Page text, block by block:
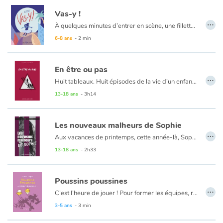
Vas-y !
À quelques minutes d’entrer en scène, une fillette est tourmentée par le trac. Va-t-elle oublier ses pas? Se figer sur place comme une statue en tutu? Et si les spectateurs la huaient? Grâce à une amie, la petite danseuse va se souvenir de sa passion pour la danse et ainsi trouver en elle le courage de livrer sa performance.
6-8 ans - 2 min
…
En être ou pas
Huit tableaux. Huit épisodes de la vie d’un enfant, en marche vers l’âge adulte. Huit chapitres qui se répondent et tournent autour du même questionnement : Qui est-il ? Un amoureux qui, à 8 ans, a commis un acte impardonnable ? Un cancre si désespérant qu’on inventa pour lui les notes négatives ? Un intrus, un fraudeur, un imposteur ? Un courageux qui se révolte quand il le faut ? Un lâche qui obéit même s’il désapprouve ? Un éventuel rugbyman ? Un improbable footballeur ? Un délateur responsable d’un abominable châtiment corporel...
13-18 ans - 3h14
…
Les nouveaux malheurs de Sophie
Aux vacances de printemps, cette année-là, Sophie se rend avec sa mère chez sa tante et ses deux cousins. Partie de Béthune pour l’arrière pays niçois, séduite par un nouvel environnement profondément différent du sien, elle se retrouve confrontée au harcèlement.
13-18 ans - 2h33
…
Poussins poussines
C’est l’heure de jouer ! Pour former les équipes, rien de plus simple : les poussines d’un côté, les poussins de l’autre. Oui, mais comment faire la différence ?
3-5 ans - 3 min
…